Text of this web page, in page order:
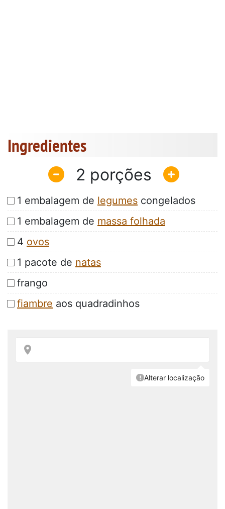
Ingredientes
2
1 embalagem de legumes congelados
1 embalagem de massa folhada
4 ovos
1 pacote de natas
frango
fiambre aos quadradinhos